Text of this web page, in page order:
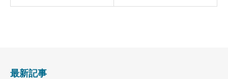
最新記事